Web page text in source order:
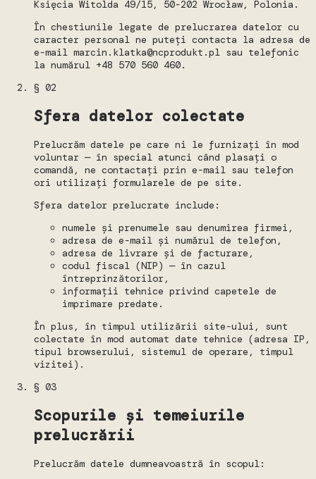
Księcia Witolda 49/15, 50-202 Wrocław, Polonia.
În chestiunile legate de prelucrarea datelor cu
caracter personal ne puteți contacta la adresa de
e-mail marcin.klatka@ncprodukt.pl sau telefonic
la numărul +48 570 560 460.
§ 02
Sfera datelor colectate
Prelucrăm datele pe care ni le furnizați în mod
voluntar — în special atunci când plasați o
comandă, ne contactați prin e-mail sau telefon
ori utilizați formularele de pe site.
Sfera datelor prelucrate include:
numele și prenumele sau denumirea firmei,
adresa de e-mail și numărul de telefon,
adresa de livrare și de facturare,
codul fiscal (NIP) — în cazul
întreprinzătorilor,
informații tehnice privind capetele de
imprimare predate.
În plus, în timpul utilizării site-ului, sunt
colectate în mod automat date tehnice (adresa IP,
tipul browserului, sistemul de operare, timpul
vizitei).
§ 03
Scopurile și temeiurile
prelucrării
Prelucrăm datele dumneavoastră în scopul: